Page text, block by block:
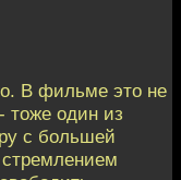
В фильме это не
тоже один из
с большей